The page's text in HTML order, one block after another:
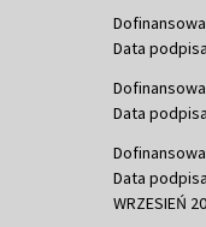
Data
Data
Data
WRZESIEŃ